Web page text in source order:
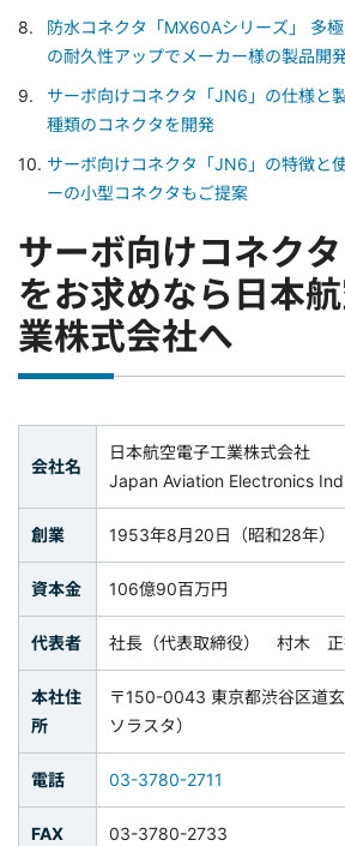
防水コネクタ「MX60Aシリーズ」 多
の耐久性アップでメーカー様の製品開
サーボ向けコネクタ「JN6」の仕様と
種類のコネクタを開発
サーボ向けコネクタ「JN6」の特徴と
ーの小型コネクタもご提案
サーボ向けコネクタ
をお求めなら日本
業株式会社へ
会社名
日本航空電子工業株式会社
Japan Aviation Electronics
創業 1953年8月20日（昭和28年）
資本金 106億90百万円
代表者 社長（代表取締役） 村木
本社住
所
〒150-0043 東京都渋谷区道
ソラスタ）
電話 03-3780-2711
FAX 03-3780-2733